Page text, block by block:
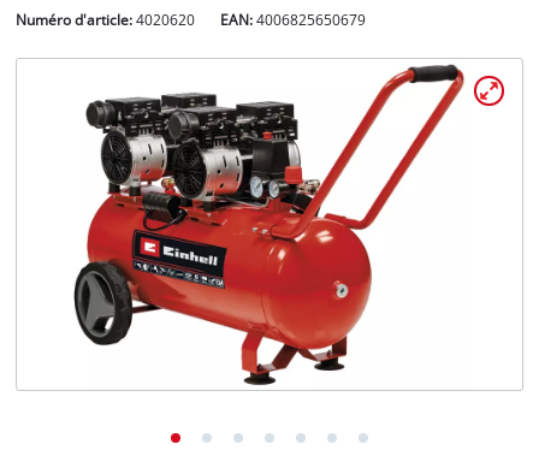
Français
English
Deutsch
Italiano
Numéro d'article: 4020620 EAN:4006825650679